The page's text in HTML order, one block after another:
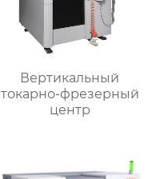
Вертикальный
токарно-фрезерный
центр